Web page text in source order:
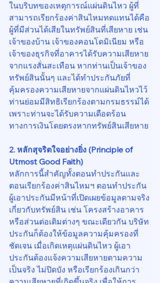
ในบริบทของเหตุการณ์แผ่นดินไหว ผู้ที่
สามารถเรียกร้องค่าสินไหมทดแทนได้คือ
ผู้ที่มีส่วนได้เสียในทรัพย์สินที่เสียหาย เช่น
เจ้าของบ้าน เจ้าของคอนโดมิเนียม หรือ
เจ้าของธุรกิจที่อาคารได้รับความเสียหาย
จากแรงสั่นสะเทือน หากท่านเป็นเจ้าของ
ทรัพย์สินนั้นๆ และได้ทำประกันภัยที่
คุ้มครองความเสียหายจากแผ่นดินไหวไว้
ท่านย่อมมีสิทธิเรียกร้องตามกรมธรรม์ได้
เพราะท่านจะได้รับความเดือดร้อน
ทางการเงินโดยตรงหากทรัพย์สินเสียหาย
2. หลักสุจริตใจอย่างยิ่ง (Principle of
Utmost Good Faith)
หลักการนี้สำคัญทั้งตอนทำประกันและ
ตอนเรียกร้องค่าสินไหมฯ ตอนทำประกัน
ผู้เอาประกันมีหน้าที่เปิดเผยข้อมูลตามจริง
เกี่ยวกับทรัพย์สิน เช่น โครงสร้างอาคาร
หรือส่วนต่อเติมต่างๆ ขณะเดียวกัน บริษัท
ประกันก็ต้องให้ข้อมูลความคุ้มครองที่
ชัดเจน เมื่อเกิดเหตุแผ่นดินไหว ผู้เอา
ประกันต้องแจ้งความเสียหายตามความ
เป็นจริง ไม่ปิดบัง หรือเรียกร้องเกินกว่า